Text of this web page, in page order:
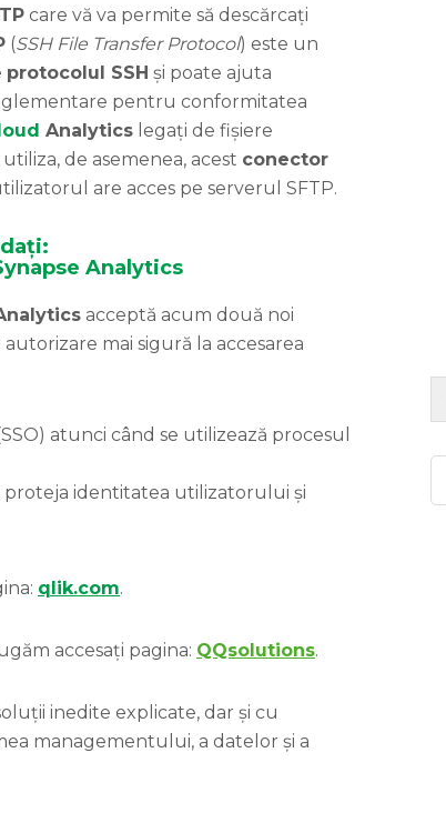
care vă va permite să descărcați
(SSH File Transfer Protocol) este un
protocolul SSH și poate ajuta
pentru conformitatea
Analytics legați de fișiere
de asemenea, acest conector
are acces pe serverul SFTP.
Analytics
acceptă acum două noi
mai sigură la accesarea
atunci când se utilizează procesul
identitatea utilizatorului și
qlik.com.
accesați pagina: QQsolutions.
inedite explicate, dar și cu
managementului, a datelor și a